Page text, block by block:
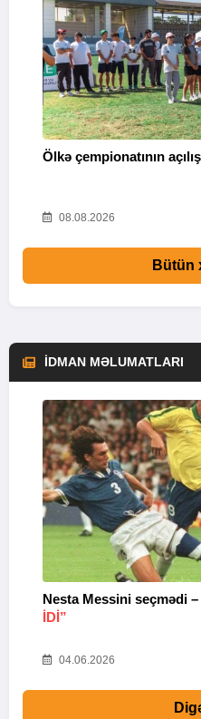
Ölkə çempionatının
08.08.2026
Bütün
İDMAN MƏLUMATLARI
Nesta Messini seçmədi –
IDI”
04.06.2026